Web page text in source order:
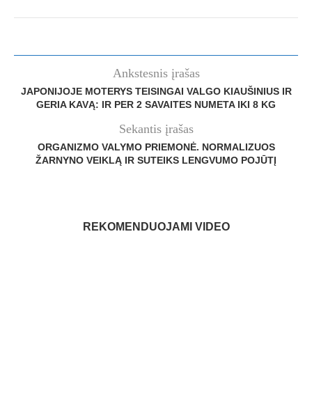
Ankstesnis įrašas
JAPONIJOJE MOTERYS TEISINGAI VALGO KIAUŠINIUS IR
GERIA KAVĄ: IR PER 2 SAVAITES NUMETA IKI 8 KG
Sekantis įrašas
ORGANIZMO VALYMO PRIEMONĖ. NORMALIZUOS
ŽARNYNO VEIKLĄ IR SUTEIKS LENGVUMO POJŪTĮ
REKOMENDUOJAMI VIDEO